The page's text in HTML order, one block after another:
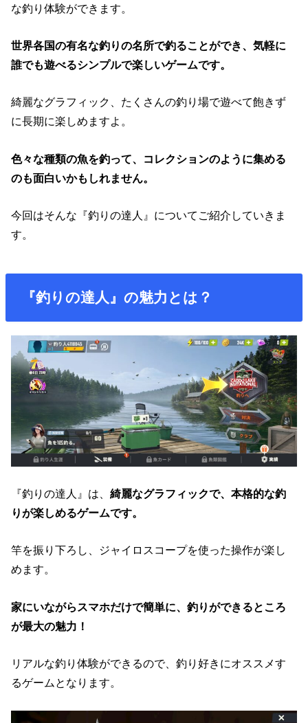
な釣り体験ができます。
世界各国の有名な釣りの名所で釣ることができ、気軽に
誰でも遊べるシンプルで楽しいゲームです。
綺麗なグラフィック、たくさんの釣り場で遊べて飽きず
に長期に楽しめますよ。
色々な種類の魚を釣って、コレクションのように集める
のも面白いかもしれません。
今回はそんな『釣りの達人』についてご紹介していきま
す。
『釣りの達人』の魅力とは？
『釣りの達人』は、綺麗なグラフィックで、本格的な釣
りが楽しめるゲームです。
竿を振り下ろし、ジャイロスコープを使った操作が楽し
めます。
家にいながらスマホだけで簡単に、釣りができるところ
が最大の魅力！
リアルな釣り体験ができるので、釣り好きにオススメす
るゲームとなります。